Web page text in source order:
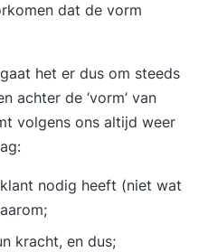
dat de vorm
het er dus om steeds
achter de ‘vorm’ van
volgens ons altijd weer
nodig heeft (niet wat
kracht, en dus;